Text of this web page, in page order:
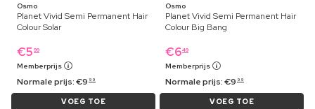
Osmo
Planet Vivid Semi Permanent Hair
Colour Solar
€5 99
Memberprijs
Normale prijs:€9 99
VOEG TOE
Osmo
Planet Vivid Semi Permanent Hair
Colour Big Bang
€649
Memberprijs
Normale prijs:€9 99
VOEG TOE